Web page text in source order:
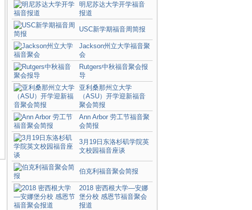
明尼苏达大学开学福音
报道
USC新学期福音周简报
Jackson州立大学福音聚
会
Rutgers中秋福音聚会报
导
亚利桑那州立大学
（ASU）开学迎新福音
聚会简报
Ann Arbor 劳工节福音聚
会简报
3月19日东洛杉矶学院英
文校园福音座谈
伯克利福音聚会简报
2018 密西根大学—安娜
堡分校 感恩节福音聚会
报道